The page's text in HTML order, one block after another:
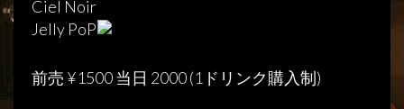
Ciel Noir
Jelly PoP
前売 ¥1500 当日 2000 (1ドリンク購入制)